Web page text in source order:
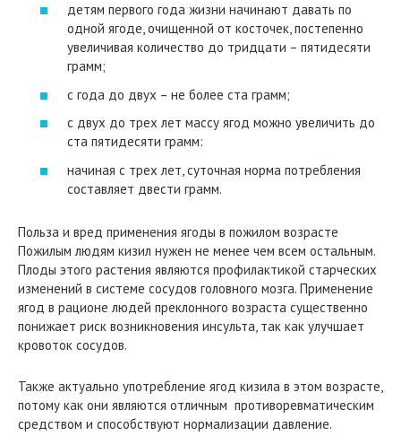
детям первого года жизни начинают давать по
одной ягоде, очищенной от косточек, постепенно
увеличивая количество до тридцати – пятидесяти
грамм;
с года до двух – не более ста грамм;
с двух до трех лет массу ягод можно увеличить до
ста пятидесяти грамм:
начиная с трех лет, суточная норма потребления
составляет двести грамм.
Польза и вред применения ягоды в пожилом возрасте
Пожилым людям кизил нужен не менее чем всем остальным.
Плоды этого растения являются профилактикой старческих
изменений в системе сосудов головного мозга. Применение
ягод в рационе людей преклонного возраста существенно
понижает риск возникновения инсульта, так как улучшает
кровоток сосудов.
Также актуально употребление ягод кизила в этом возрасте,
потому как они являются отличным противоревматическим
средством и способствуют нормализации давление.